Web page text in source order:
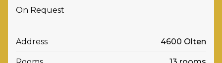
On Request
Address 4600 Olten